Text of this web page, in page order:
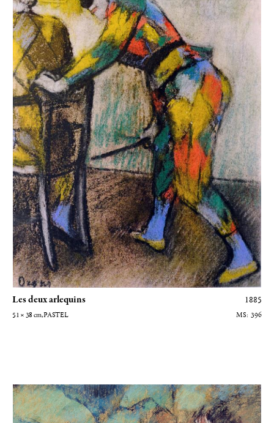
Les deux arlequins 1885
51 × 38 cm , PASTEL 396
Danseuse basculant